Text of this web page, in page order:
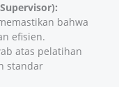
bahwa
efisien.
atas pelatihan
standar